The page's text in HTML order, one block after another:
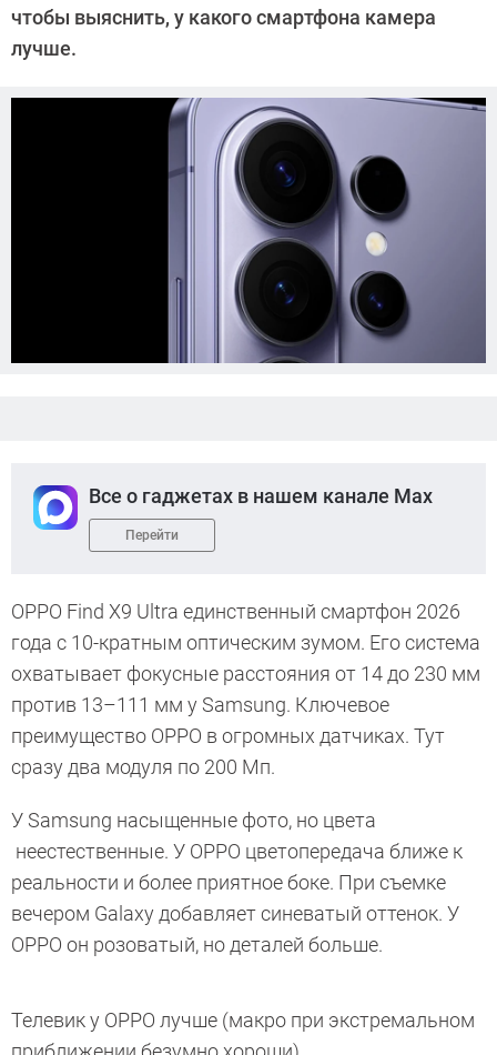
чтобы выяснить, у какого смартфона камера
лучше.
Все о гаджетах в нашем канале Max
Перейти
OPPO Find X9 Ultra единственный смартфон 2026
года с 10-кратным оптическим зумом. Его система
охватывает фокусные расстояния от 14 до 230 мм
против 13–111 мм у Samsung. Ключевое
преимущество OPPO в огромных датчиках. Тут
сразу два модуля по 200 Мп.
У Samsung насыщенные фото, но цвета
неестественные. У OPPO цветопередача ближе к
реальности и более приятное боке. При съемке
вечером Galaxy добавляет синеватый оттенок. У
OPPO он розоватый, но деталей больше.
Телевик у OPPO лучше (макро при экстремальном